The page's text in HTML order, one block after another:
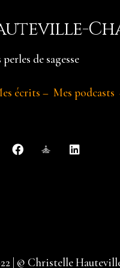
perles de sagesse
écrits – Mes podcasts
self_improvement
| © Christelle